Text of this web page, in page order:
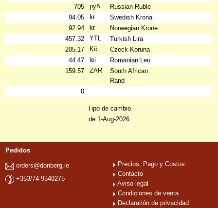
705
руб
Russian Ruble
94.05
kr
Swedish Krona
92.94
kr
Norwegian Krone
457.32
YTL
Turkish Lira
205.17
Kč
Czeck Koruna
44.47
lei
Romanian Leu
159.57
ZAR
South African
Rand
0
Tipo de cambio
de 1-Aug-2026
Pedidos
orders@donberg.ie
+353/74-9548275
Precios, Pago y Costos
Contacto
Aviso legal
Condiciones de venta
Declaratión de privacidad